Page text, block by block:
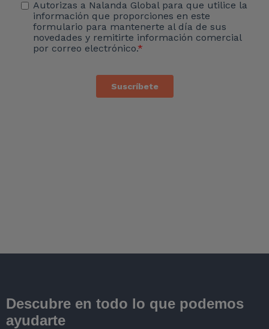
Descubre en todo lo que podemos
ayudarte